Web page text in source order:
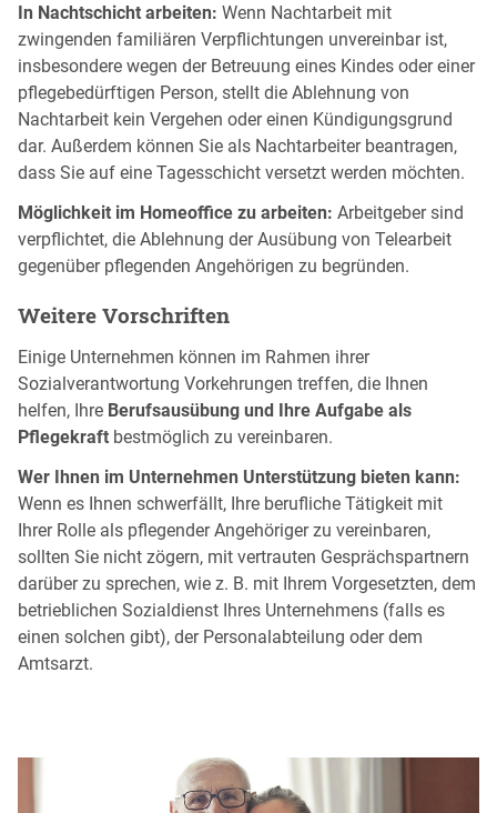
In Nachtschicht arbeiten: Wenn Nachtarbeit mit
zwingenden familiären Verpflichtungen unvereinbar ist,
insbesondere wegen der Betreuung eines Kindes oder einer
pflegebedürftigen Person, stellt die Ablehnung von
Nachtarbeit kein Vergehen oder einen Kündigungsgrund
dar. Außerdem können Sie als Nachtarbeiter beantragen,
dass Sie auf eine Tagesschicht versetzt werden möchten.
Möglichkeit im Homeoffice zu arbeiten: Arbeitgeber sind
verpflichtet, die Ablehnung der Ausübung von Telearbeit
gegenüber pflegenden Angehörigen zu begründen.
Weitere Vorschriften
Einige Unternehmen können im Rahmen ihrer
Sozialverantwortung Vorkehrungen treffen, die Ihnen
helfen, Ihre Berufsausübung und Ihre Aufgabe als
Pflegekraft bestmöglich zu vereinbaren.
Wer Ihnen im Unternehmen Unterstützung bieten kann:
Wenn es Ihnen schwerfällt, Ihre berufliche Tätigkeit mit
Ihrer Rolle als pflegender Angehöriger zu vereinbaren,
sollten Sie nicht zögern, mit vertrauten Gesprächspartnern
darüber zu sprechen, wie z. B. mit Ihrem Vorgesetzten, dem
betrieblichen Sozialdienst Ihres Unternehmens (falls es
einen solchen gibt), der Personalabteilung oder dem
Amtsarzt.